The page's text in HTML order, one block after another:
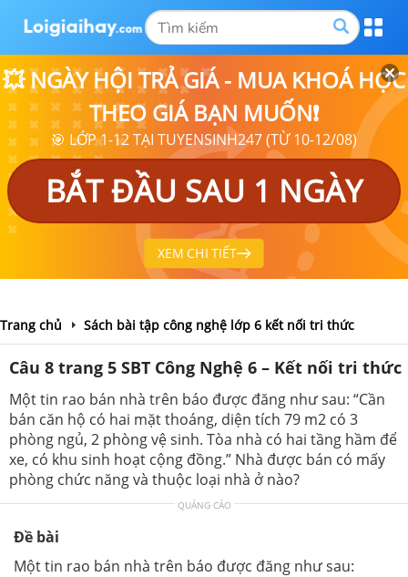
💥 NGÀY HỘI TRẢ GIÁ - MUA KHOÁ HỌC
THEO GIÁ BẠN MUỐN❗
🎯 LỚP 1-12 TẠI TUYENSINH247 (TỪ 10-12/08)
BẮT ĐẦU SAU 1 NGÀY
XEM CHI TIẾT
Trang chủ Sách bài tập công nghệ lớp 6 kết nối tri thức
Câu 8 trang 5 SBT Công Nghệ 6 – Kết nối tri thức
Một tin rao bán nhà trên báo được đăng như sau: “Cần
bán căn hộ có hai mặt thoáng, diện tích 79 m2 có 3
phòng ngủ, 2 phòng vệ sinh. Tòa nhà có hai tầng hầm để
xe, có khu sinh hoạt cộng đồng.” Nhà được bán có mấy
phòng chức năng và thuộc loại nhà ở nào?
QUẢNG CÁO
Đề bài
Một tin rao bán nhà trên báo được đăng như sau: